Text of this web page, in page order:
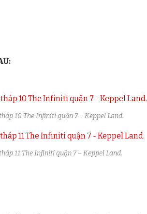
10 The Infiniti quận 7 – Keppel Land.
11 The Infiniti quận 7 – Keppel Land.